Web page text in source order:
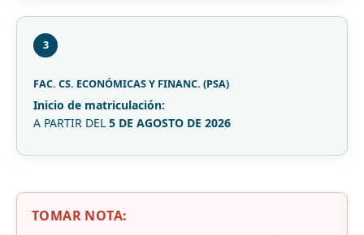
3
FAC. CS. ECONÓMICAS Y FINANC. (PSA)
Inicio de matriculación:
A PARTIR DEL 5 DE AGOSTO DE 2026
TOMAR NOTA: